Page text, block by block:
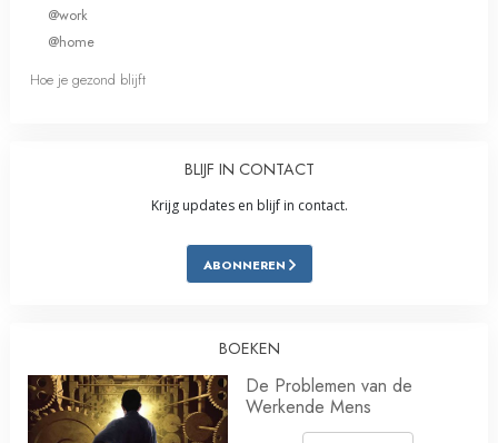
@work
@home
Hoe je gezond blijft
BLIJF IN CONTACT
Krijg updates en blijf in contact.
ABONNEREN
BOEKEN
De Problemen van de
Werkende Mens